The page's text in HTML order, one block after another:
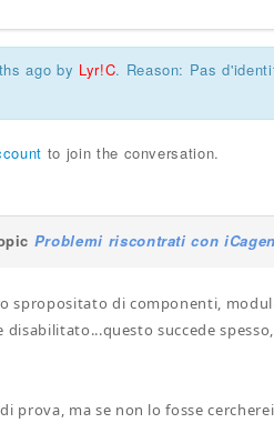
ago by Lyr!C. Reason: Pas
to join the conversation.
Problemi riscontrati con
spropositato di componenti,
disabilitato...questo succede
prova, ma se non lo fosse